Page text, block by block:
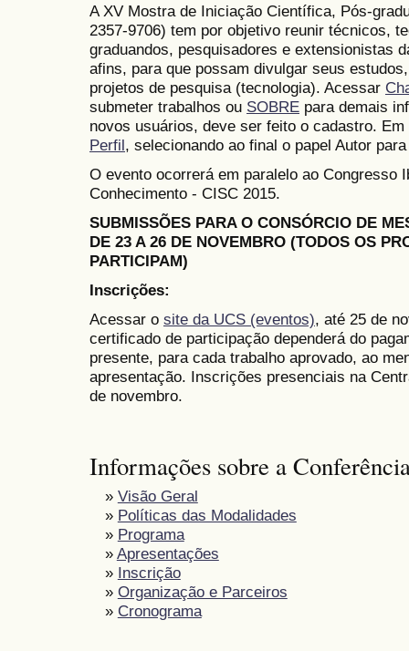
A XV Mostra de Iniciação Científica, Pós-
2357-9706) tem por objetivo reunir técnicos,
graduandos, pesquisadores e extensionistas
afins, para que possam divulgar seus
projetos de pesquisa (tecnologia). Acessar
submeter trabalhos ou SOBRE para demais
novos usuários, deve ser feito o cadastro.
Perfil, selecionando ao final o papel Autor
O evento ocorrerá em paralelo ao Congresso
Conhecimento - CISC 2015.
SUBMISSÕES PARA O CONSÓRCIO DE
DE 23 A 26 DE NOVEMBRO (TODOS OS
PARTICIPAM)
Inscrições:
Acessar o site da UCS (eventos), até 25 de
certificado de participação dependerá do
presente, para cada trabalho aprovado, ao
apresentação. Inscrições presenciais na
de novembro.
Informações sobre a
» Visão Geral
» Políticas das Modalidades
» Programa
» Apresentações
» Inscrição
» Organização e Parceiros
» Cronograma